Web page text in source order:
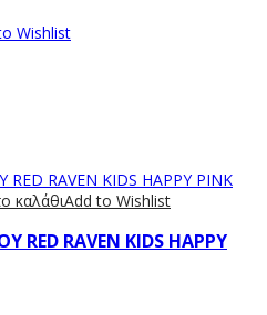
Wishlist
καλάθιAdd to Wishlist
RED RAVEN KIDS HAPPY